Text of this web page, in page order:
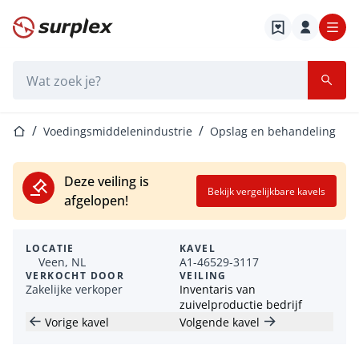
Startpagina
StartpaginaVoedingsmiddelenindustrie Opslag en behandeling
Deze veiling is
afgelopen!
Bekijk vergelijkbare kavels
LOCATIE
Veen, NL
VERKOCHT DOOR
Zakelijke verkoper
KAVEL
A1-46529-3117
VEILING
Inventaris van
zuivelproductie bedrijf
Vorige kavel
Volgende kavel